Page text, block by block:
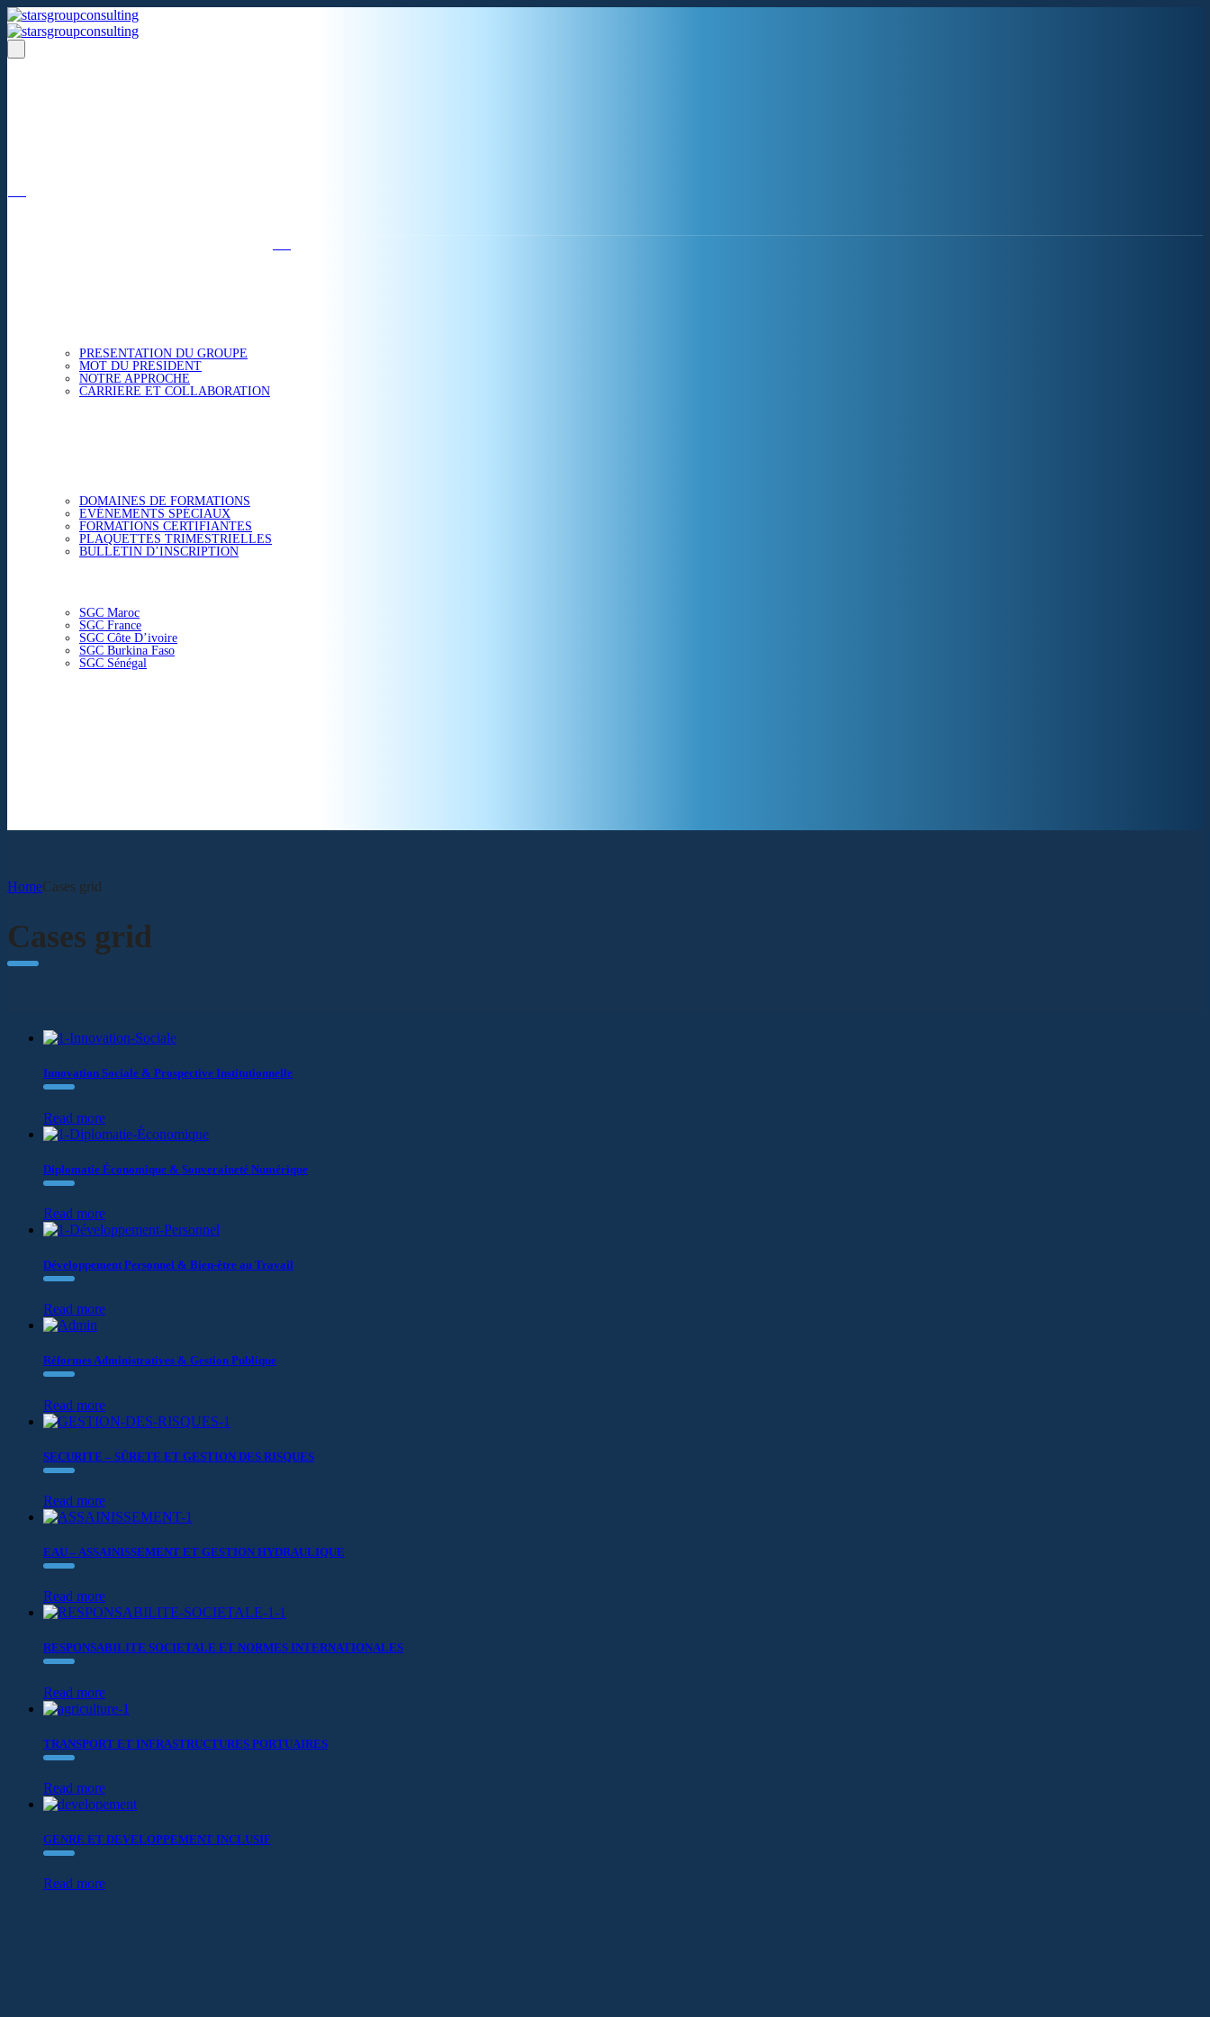
PRESENTATION DU GROUPE
MOT DU PRESIDENT
NOTRE APPROCHE
CARRIERE ET COLLABORATION
DOMAINES DE FORMATIONS
EVÉNEMENTS SPÉCIAUX
FORMATIONS CERTIFIANTES
PLAQUETTES TRIMESTRIELLES
BULLETIN D’INSCRIPTION
SGC Maroc
SGC France
SGC Côte D’ivoire
SGC Burkina Faso
SGC Sénégal
HomeCases grid
Cases grid
Innovation Sociale & Prospective Institutionnelle
Read more
Diplomatie Économique & Souveraineté Numérique
Read more
Développement Personnel & Bien-être au Travail
Read more
Réformes Administratives & Gestion Publique
Read more
SECURITE – SÛRETE ET GESTION DES RISQUES
Read more
EAU – ASSAINISSEMENT ET GESTION HYDRAULIQUE
Read more
RESPONSABILITE SOCIETALE ET NORMES INTERNATIONALES
Read more
TRANSPORT ET INFRASTRUCTURES PORTUAIRES
Read more
GENRE ET DEVELOPPEMENT INCLUSIF
Read more